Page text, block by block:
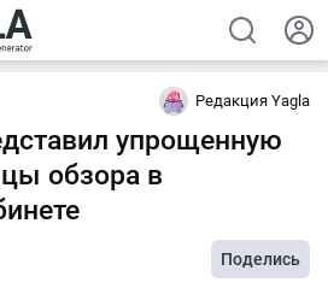
Редакция Yagla
упрощенную
обзора в
Поделись